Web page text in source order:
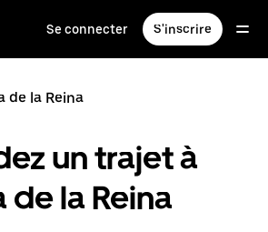
Se connecter S'inscrire
de la Reina
un trajet à
de la Reina